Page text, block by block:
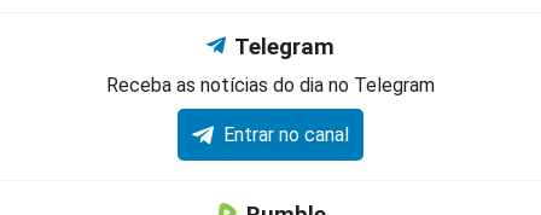
Telegram
Receba as notícias do dia no Telegram
Entrar no canal